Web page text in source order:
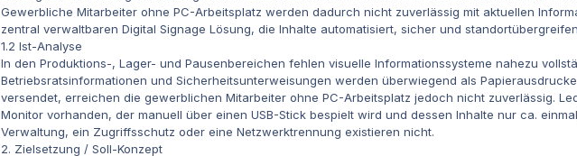
Gewerbliche Mitarbeiter ohne PC-Arbeitsplatz werden dadurch nicht zuverlässig mit aktuellen
zentral verwaltbaren Digital Signage Lösung, die Inhalte automatisiert, sicher und
1.2 Ist-Analyse
In den Produktions-, Lager- und Pausenbereichen fehlen visuelle Informationssysteme nahezu
Betriebsratsinformationen und Sicherheitsunterweisungen werden überwiegend als
versendet, erreichen die gewerblichen Mitarbeiter ohne PC-Arbeitsplatz jedoch nicht zuverlässig.
Monitor vorhanden, der manuell über einen USB-Stick bespielt wird und dessen Inhalte nur ca.
Verwaltung, ein Zugriffsschutz oder eine Netzwerktrennung existieren nicht.
2. Zielsetzung / Soll-Konzept